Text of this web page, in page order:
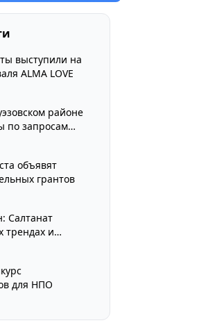
выступили на
ALMA LOVE
районе
по запросам
объявят
грантов
Салтанат
трендах и
для НПО